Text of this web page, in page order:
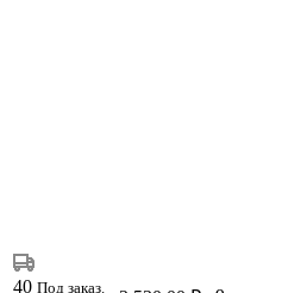
40 Под заказ.